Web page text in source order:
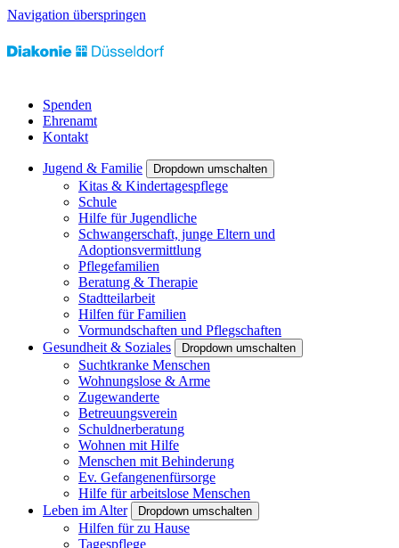
Navigation überspringen
Spenden
Ehrenamt
Kontakt
Jugend & Familie Dropdown umschalten
Kitas & Kindertagespflege
Schule
Hilfe für Jugendliche
Schwangerschaft, junge Eltern und
Adoptionsvermittlung
Pflegefamilien
Beratung & Therapie
Stadtteilarbeit
Hilfen für Familien
Vormundschaften und Pflegschaften
Gesundheit & Soziales
Dropdown umschalten
Suchtkranke Menschen
Wohnungslose & Arme
Zugewanderte
Betreuungsverein
Schuldnerberatung
Wohnen mit Hilfe
Menschen mit Behinderung
Ev. Gefangenenfürsorge
Hilfe für arbeitslose Menschen
Leben im Alter
Dropdown umschalten
Hilfen für zu Hause
Tagespflege